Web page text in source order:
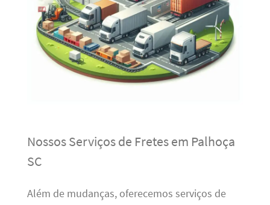
Nossos Serviços de Fretes em Palhoça
SC
Além de mudanças, oferecemos serviços de